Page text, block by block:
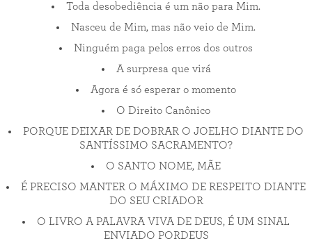
Toda desobediência é um não para Mim.
Nasceu de Mim, mas não veio de Mim.
Ninguém paga pelos erros dos outros
A surpresa que virá
Agora é só esperar o momento
O Direito Canônico
PORQUE DEIXAR DE DOBRAR O JOELHO DIANTE DO
SANTÍSSIMO SACRAMENTO?
O SANTO NOME, MÃE
É PRECISO MANTER O MÁXIMO DE RESPEITO DIANTE
DO SEU CRIADOR
O LIVRO A PALAVRA VIVA DE DEUS, É UM SINAL
ENVIADO PORDEUS